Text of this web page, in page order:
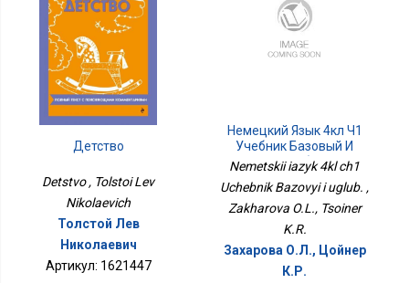
Детство
Detstvo , Tolstoi Lev
Nikolaevich
Толстой Лев
Николаевич
Артикул: 1621447
Немецкий Язык 4кл Ч1
Учебник Базовый И
Углуб.
Nemetskii iazyk 4kl ch1
Uchebnik Bazovyi i uglub. ,
Zakharova O.L., Tsoiner
K.R.
Захарова О.Л., Цойнер
К.Р.